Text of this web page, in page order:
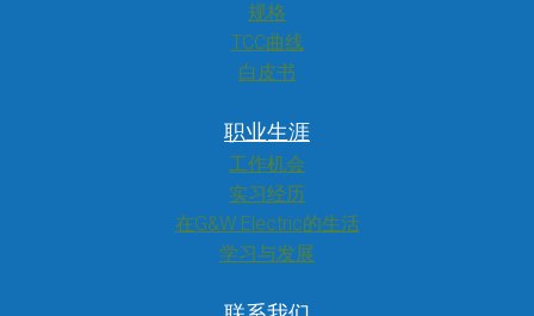
规格
TCC曲线
白皮书
职业生涯
工作机会
实习经历
在G&W Electric的生活
学习与发展